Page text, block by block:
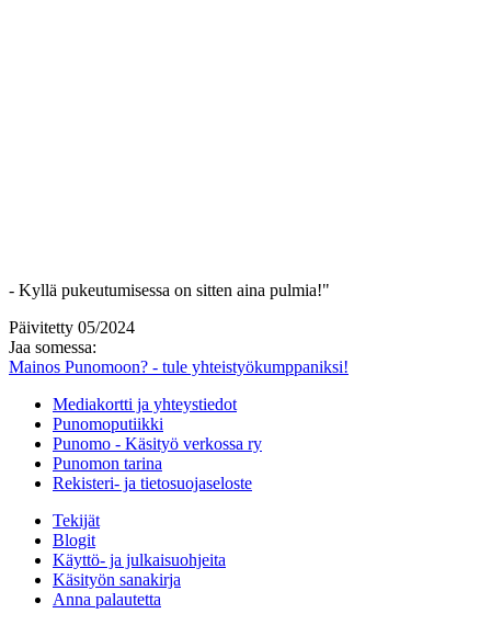
- Kyllä pukeutumisessa on sitten aina pulmia!"
Päivitetty 05/2024
Jaa somessa:
Mainos Punomoon? - tule yhteistyökumppaniksi!
Mediakortti ja yhteystiedot
Punomoputiikki
Punomo - Käsityö verkossa ry
Punomon tarina
Rekisteri- ja tietosuojaseloste
Tekijät
Blogit
Käyttö- ja julkaisuohjeita
Käsityön sanakirja
Anna palautetta